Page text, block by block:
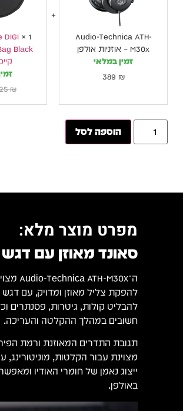
Audio-Technica ATH-
M30x – אוזניות אולפן
זמין במלאי
₪
1
×
DIGI
Black
₪
225
הוספה לסל
מפרט מוצר מלא:
סאונד מאוזן עם
להבליט קולות, גיטרות, פסנתרים
חשובים במהלך ההקלטה והעריכה.
מצוינת עבור הקלטות, מוניטורינג,
ייצוג נאמן של חומרי האודיו
באולפן.